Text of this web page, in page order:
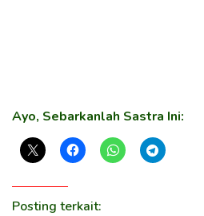
Ayo, Sebarkanlah Sastra Ini:
Posting terkait: